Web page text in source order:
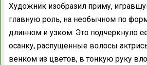
Художник изобразил приму,
главную роль, на необычном по
длинном и узком. Это подчеркнуло
осанку, распущенные волосы
венком из цветов, в тонкую руку